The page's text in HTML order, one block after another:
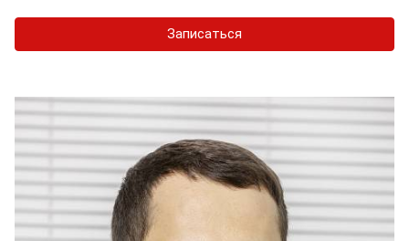
Записаться